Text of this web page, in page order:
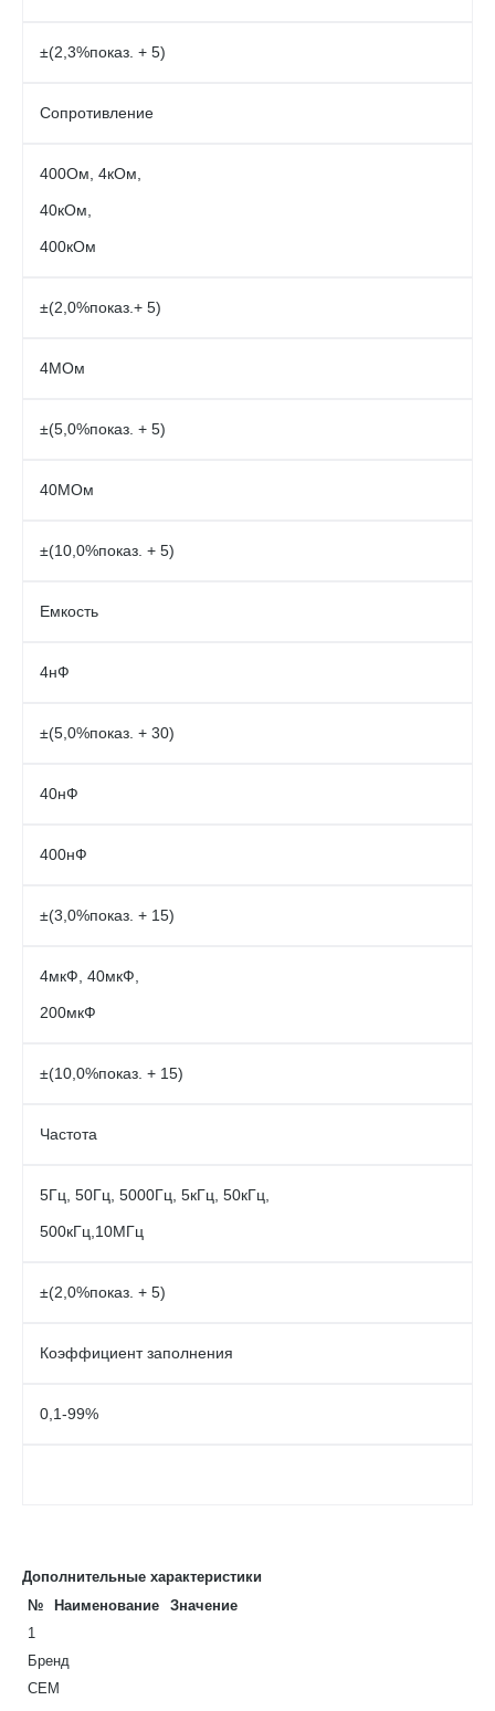
±(2,3%показ. + 5)
Сопротивление
400Ом, 4кОм,
40кОм,
400кОм
±(2,0%показ.+ 5)
4МОм
±(5,0%показ. + 5)
40МОм
±(10,0%показ. + 5)
Емкость
4нФ
±(5,0%показ. + 30)
40нФ
400нФ
±(3,0%показ. + 15)
4мкФ, 40мкФ,
200мкФ
±(10,0%показ. + 15)
Частота
5Гц, 50Гц, 5000Гц, 5кГц, 50кГц,
500кГц,10МГц
±(2,0%показ. + 5)
Коэффициент заполнения
0,1-99%
Дополнительные характеристики
№
Наименование
Значение
1
Бренд
CEM